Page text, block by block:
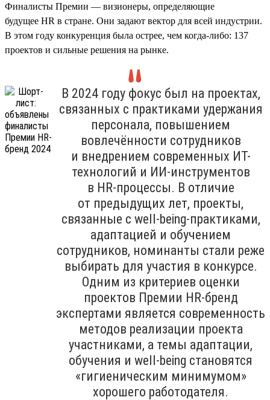
Финалисты Премии — визионеры, определяющие
будущее HR в стране. Они задают вектор для всей индустрии.
В этом году конкуренция была острее, чем когда-либо: 137
проектов и сильные решения на рынке.
В 2024 году фокус был на проектах,
связанных с практиками удержания
персонала, повышением
вовлечённости сотрудников
и внедрением современных ИТ-
технологий и ИИ-инструментов
в HR-процессы. В отличие
от предыдущих лет, проекты,
связанные с well-being-практиками,
адаптацией и обучением
сотрудников, номинанты стали реже
выбирать для участия в конкурсе.
Одним из критериев оценки
проектов Премии HR-бренд
экспертами является современность
методов реализации проекта
участниками, а темы адаптации,
обучения и well-being становятся
«гигиеническим минимумом»
хорошего работодателя.